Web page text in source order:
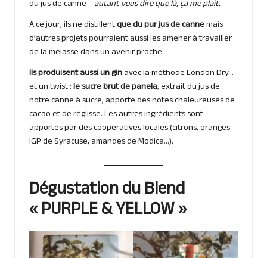
du jus de canne –autant vous dire que là, ça me plait.
A ce jour, ils ne distillentque du pur jus de cannemais
d’autres projets pourraient aussi les amener à travailler
de la mélasse dans un avenir proche.
Ils produisent aussi un ginavec la méthode London Dry…
et un twist :le sucre brut de panela, extrait du jus de
notre canne à sucre, apporte des notes chaleureuses de
cacao et de réglisse. Les autres ingrédients sont
apportés par des coopératives locales (citrons, oranges
IGP de Syracuse, amandes de Modica…).
Dégustation du Blend
« PURPLE & YELLOW »